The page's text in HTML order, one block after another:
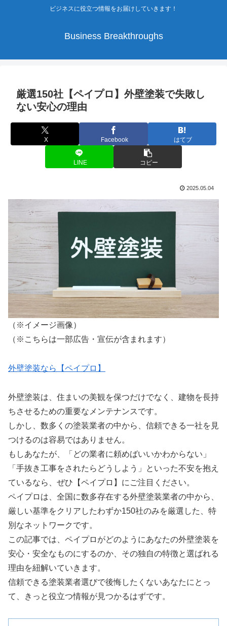
ビジネスに役立つ情報をお届けしていきます！
Business Breakthroughs
厳選150社【ペイプロ】外壁塗装で失敗し
ない安心の理由
X Facebook はてブ
LINE コピー
2025.05.04
（※イメージ画像）
（※こちらは一部広告・宣伝が含まれます）
外壁塗装なら【ペイプロ】
外壁塗装は、住まいの美観を保つだけでなく、建物を長持
ちさせるための重要なメンテナンスです。
しかし、数多くの塗装業者の中から、信頼できる一社を見
つけるのは容易ではありません。
もしあなたが、「どの業者に頼めばいいかわからない」
「手抜き工事をされたらどうしよう」といった不安を抱え
ているなら、ぜひ【ペイプロ】にご注目ください。
ペイプロは、全国に数多存在する外壁塗装業者の中から、
厳しい基準をクリアしたわずか150社のみを厳選した、特
別なネットワークです。
この記事では、ペイプロがどのようにあなたの外壁塗装を
安心・安全なものにするのか、その独自の特徴と選ばれる
理由を紐解いていきます。
信頼できる塗装業者選びで後悔したくないあなたにとっ
て、きっと役立つ情報が見つかるはずです。